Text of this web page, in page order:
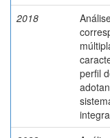
2018
perfil